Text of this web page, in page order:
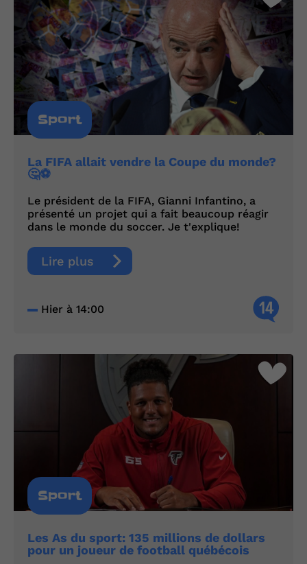
Sport
La FIFA allait vendre la Coupe du monde?
🤔⚽
Le président de la FIFA, Gianni Infantino, a
présenté un projet qui a fait beaucoup réagir
dans le monde du soccer. Je t'explique!
Lire plus
Hier à 14:00 14
Sport
Les As du sport: 135 millions de dollars
pour un joueur de football québécois